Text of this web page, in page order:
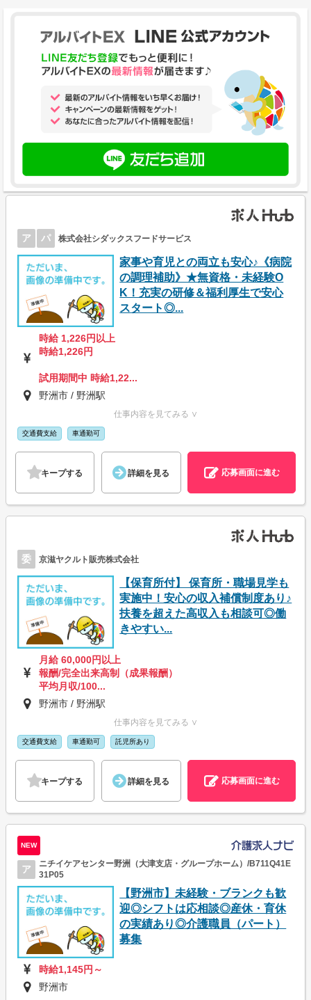
ア パ 株式会社シダックスフードサービス
家事や育児との両立も安心♪《病院
の調理補助》★無資格・未経験O
K！充実の研修＆福利厚生で安心
スタート◎...
時給 1,226円以上
時給1,226円
試用期間中 時給1,22...
野洲市 / 野洲駅
仕事内容を見てみる ∨
交通費支給 車通勤可
キープする 詳細を見る 応募画面に進む
委 京滋ヤクルト販売株式会社
【保育所付】 保育所・職場見学も
実施中！安心の収入補償制度あり♪
扶養を超えた高収入も相談可◎働
きやすい...
月給 60,000円以上
報酬/完全出来高制（成果報酬）
平均月収/100...
野洲市 / 野洲駅
仕事内容を見てみる ∨
交通費支給 車通勤可 託児所あり
キープする 詳細を見る 応募画面に進む
NEW
ア
ニチイケアセンター野洲（大津支店・グループホーム）/B711Q41E
31P05
【野洲市】未経験・ブランクも歓
迎◎シフトは応相談◎産休・育休
の実績あり◎介護職員（パート）
募集
時給1,145円～
野洲市